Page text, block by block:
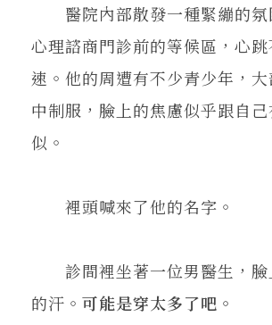
醫院內部散發一種緊繃的氛
心理諮商門診前的等候區，心
速。他的周遭有不少青少年，
中制服，臉上的焦慮似乎跟自
似。
裡頭喊來了他的名字。
診間裡坐著一位男醫生，臉
的汗。 可能是穿太多了吧。